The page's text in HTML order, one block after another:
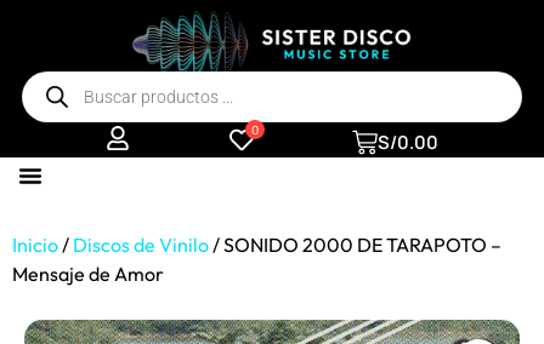
0 S/0.00
Inicio/ Discos de Vinilo/ SONIDO 2000 DE TARAPOTO –
Mensaje de Amor